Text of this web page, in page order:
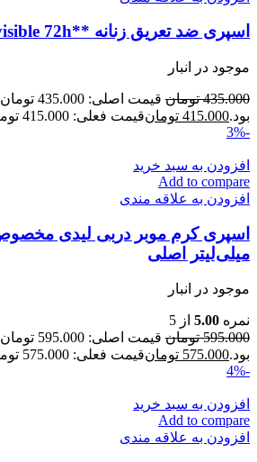
اسپری ضد تعریق زنانه **Rexona Invisible 72h**
موجود در انبار
435.000 تومان
قیمت اصلی: 435.000 تومان
بود.415.000 تومانقیمت فعلی: 415.000 تومان.
-3%
افزودن به سبد خرید
Add to compare
افزودن به علاقه مندی
میلی‌لیتر اصلی
موجود در انبار
نمره 5.00 از 5
595.000 تومان
قیمت اصلی: 595.000 تومان
بود.575.000 تومانقیمت فعلی: 575.000 تومان.
-4%
افزودن به سبد خرید
Add to compare
افزودن به علاقه مندی